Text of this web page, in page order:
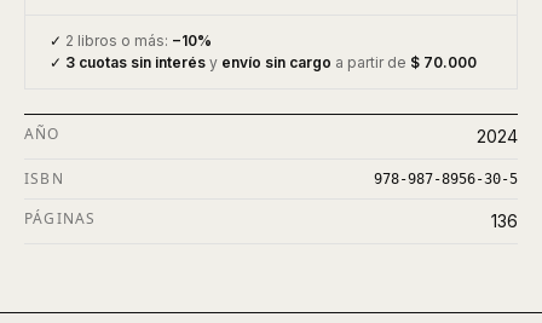
✓ 2 libros o más: −10%
✓ 3 cuotas sin interés y envío sin cargo a partir de $ 70.000
AÑO 2024
ISBN 978-987-8956-30-5
PÁGINAS 136